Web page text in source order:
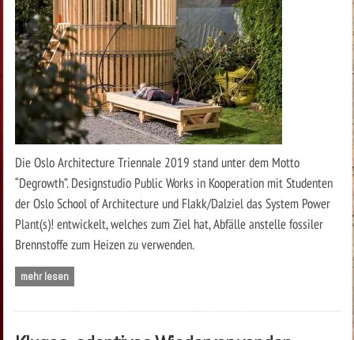
Die Oslo Architecture Triennale 2019 stand unter dem Motto
“Degrowth”. Designstudio Public Works in Kooperation mit Studenten
der Oslo School of Architecture und Flakk/Dalziel das System Power
Plant(s)! entwickelt, welches zum Ziel hat, Abfälle anstelle fossiler
Brennstoffe zum Heizen zu verwenden.
mehr lesen